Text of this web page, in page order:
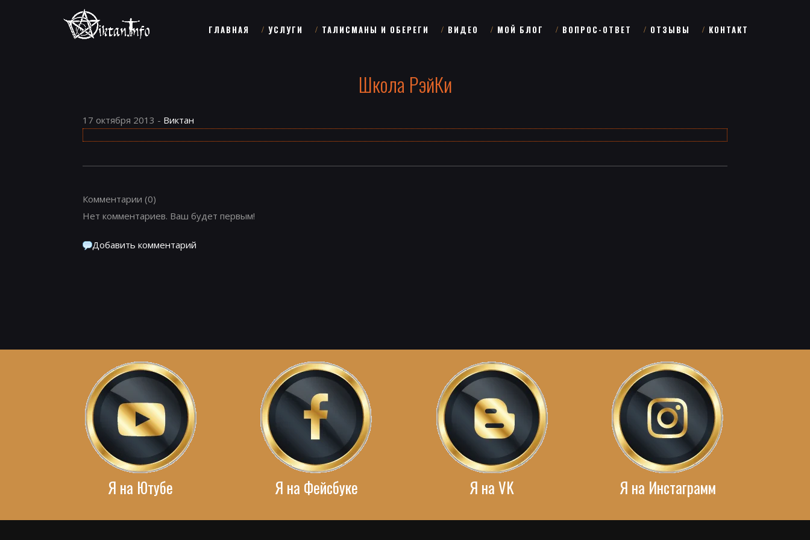
ГЛАВНАЯ УСЛУГИ ТАЛИСМАНЫ И ОБЕРЕГИ ВИДЕО МОЙ БЛОГ ВОПРОС-ОТВЕТ ОТЗЫВЫ КОНТАКТ
Школа РэйКи
17 октября 2013 - Виктан
Комментарии (0)
Нет комментариев. Ваш будет первым!
Добавить комментарий
Я на Ютубе Я на Фейсбуке Я на VK Я на Инстаграмм